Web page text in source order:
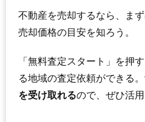
不動産を売却するなら、ま
売却価格の目安を知ろう。
「無料査定スタート」を押
る地域の査定依頼ができる。
を受け取れるので、ぜひ活用